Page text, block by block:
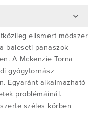
FÉLE
INTÉZETRŐL
elismert módszer
baleseti panaszok
A Mckenzie Torna
gyógytornász
Egyaránt alkalmazható
problémáinál.
széles körben